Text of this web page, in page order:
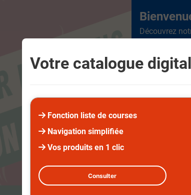
Votre catalogue
Fonction liste de courses
Navigation simplifiée
Vos produits en 1 clic
Consulter
Découvrez
simple à
naviguez